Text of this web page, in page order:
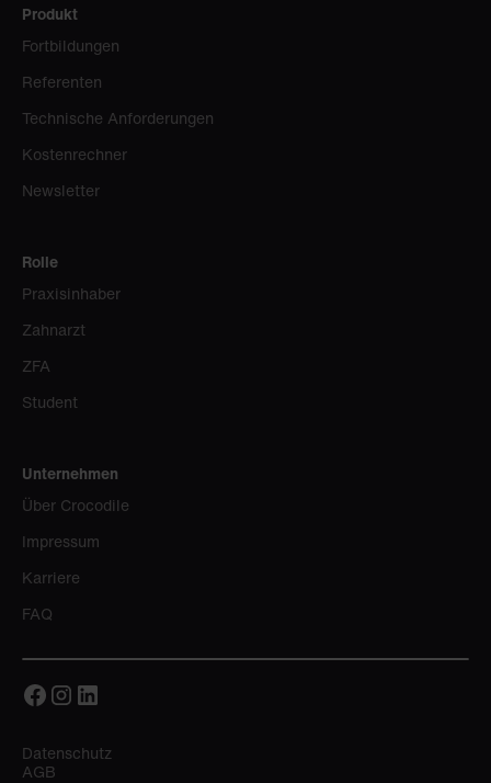
Produkt
Fortbildungen
Referenten
Technische Anforderungen
Kostenrechner
Newsletter
Rolle
Praxisinhaber
Zahnarzt
ZFA
Student
Unternehmen
Über Crocodile
Impressum
Karriere
FAQ
Datenschutz
AGB